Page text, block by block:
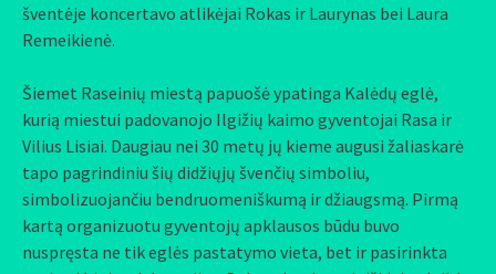
šventėje koncertavo atlikėjai Rokas ir Laurynas bei Laura
Remeikienė.
Šiemet Raseinių miestą papuošė ypatinga Kalėdų eglė,
kurią miestui padovanojo Ilgižių kaimo gyventojai Rasa ir
Vilius Lisiai. Daugiau nei 30 metų jų kieme augusi žaliaskarė
tapo pagrindiniu šių didžiųjų švenčių simboliu,
simbolizuojančiu bendruomeniškumą ir džiaugsmą. Pirmą
kartą organizuotu gyventojų apklausos būdu buvo
nuspręsta ne tik eglės pastatymo vieta, bet ir pasirinkta